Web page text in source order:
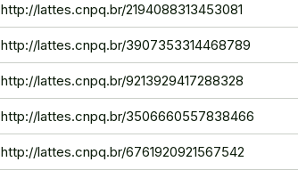
http://lattes.cnpq.br/2194088313453081
http://lattes.cnpq.br/3907353314468789
http://lattes.cnpq.br/9213929417288328
http://lattes.cnpq.br/3506660557838466
http://lattes.cnpq.br/6761920921567542